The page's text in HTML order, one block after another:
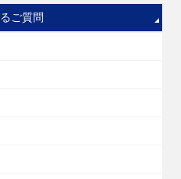
ご質問